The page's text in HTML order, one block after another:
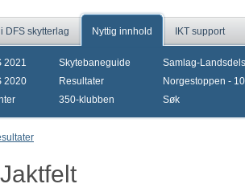
DFS skytterlag Nyttig innhold IKT support
2021
2020
Skytebaneguide
Resultater
350-klubben
Samlag-
Norgestoppen -
Søk